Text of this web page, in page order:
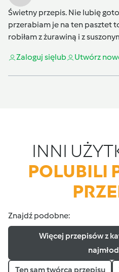
Świetny przepis. Nie lubię
przerabiam je na ten pasztet
robiłam z żurawiną i z
Zaloguj sięlub Utwórz
INNI
POLUBILI
Znajdź podobne:
Więcej przepisów z
Ten sam twórca przepisu